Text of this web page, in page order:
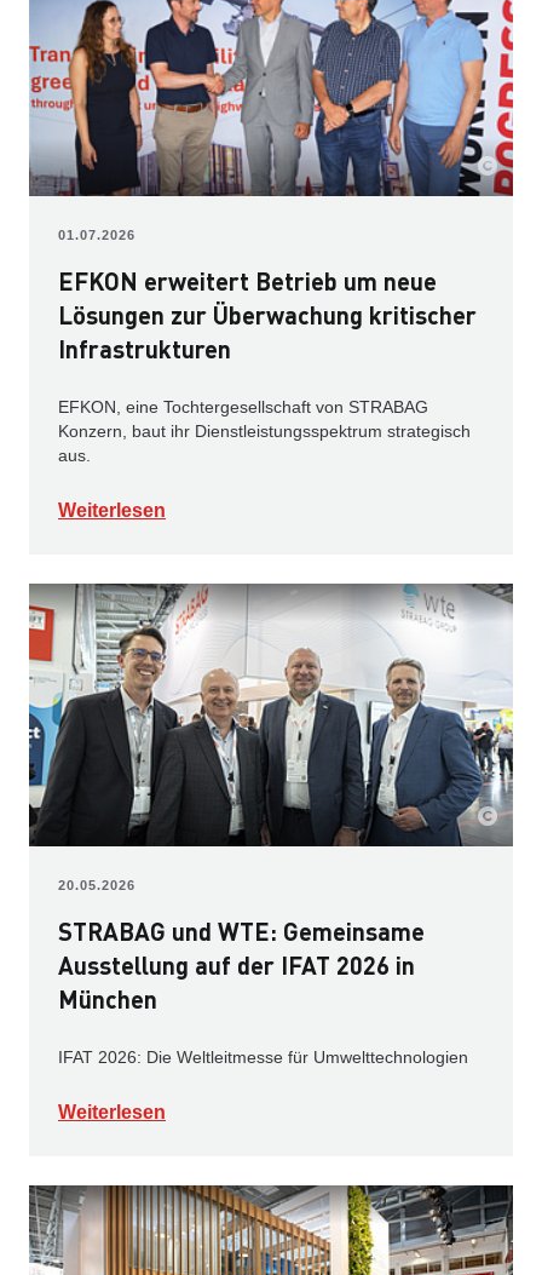
01.07.2026
EFKON erweitert Betrieb um neue
Lösungen zur Überwachung kritischer
Infrastrukturen
EFKON, eine Tochtergesellschaft von STRABAG
Konzern, baut ihr Dienstleistungsspektrum strategisch
aus.
Weiterlesen
20.05.2026
STRABAG und WTE: Gemeinsame
Ausstellung auf der IFAT 2026 in
München
IFAT 2026: Die Weltleitmesse für Umwelttechnologien
Weiterlesen